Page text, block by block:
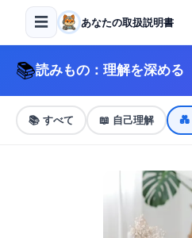
☰ あなたの取扱説明書
📚読みもの：理解を深める
📚 すべて 📖 自己理解 💑